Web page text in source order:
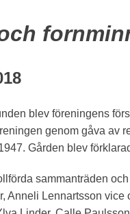
blev föreningens
genom gåva av
Gården blev
sammanträden
Anneli Lennartsson vice